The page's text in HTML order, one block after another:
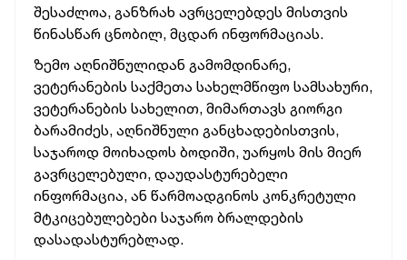
შესაძლოა, განზრახ ავრცელებდეს მისთვის
წინასწარ ცნობილ, მცდარ ინფორმაციას.
ზემო აღნიშნულიდან გამომდინარე,
ვეტერანების საქმეთა სახელმწიფო სამსახური,
ვეტერანების სახელით, მიმართავს გიორგი
ბარამიძეს, აღნიშნული განცხადებისთვის,
საჯაროდ მოიხადოს ბოდიში, უარყოს მის მიერ
გავრცელებული, დაუდასტურებელი
ინფორმაცია, ან წარმოადგინოს კონკრეტული
მტკიცებულებები საჯარო ბრალდების
დასადასტურებლად.